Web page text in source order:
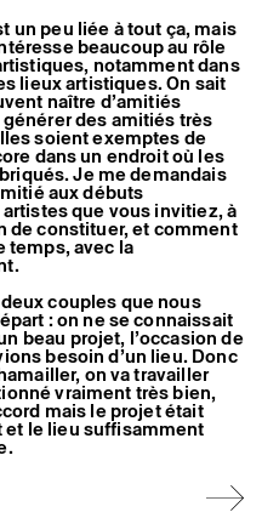
un peu liée à tout ça, mais
beaucoup au rôle
notamment dans
lieux artistiques. On sait
naître d’amitiés
des amitiés très
soient exemptes de
dans un endroit où les
Je me demandais
aux débuts
que vous invitiez, à
de constituer, et comment
temps, avec la
couples que nous
: on ne se connaissait
beau projet, l’occasion de
besoin d’un lieu. Donc
on va travailler
vraiment très bien,
mais le projet était
le lieu suffisamment